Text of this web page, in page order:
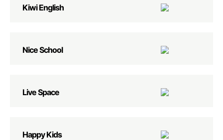
Kiwi English
Nice School
Live Space
Happy Kids